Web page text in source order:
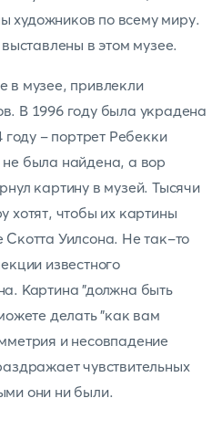
художников по всему миру.
в этом музее.
в музее, привлекли
В 1996 году была украдена
году - портрет Ребекки
была найдена, а вор
картину в музей. Тысячи
хотят, чтобы их картины
Уилсона. Не так-то
известного
Картина "должна быть
делать "как вам
и несовпадение
чувствительных
они ни были.